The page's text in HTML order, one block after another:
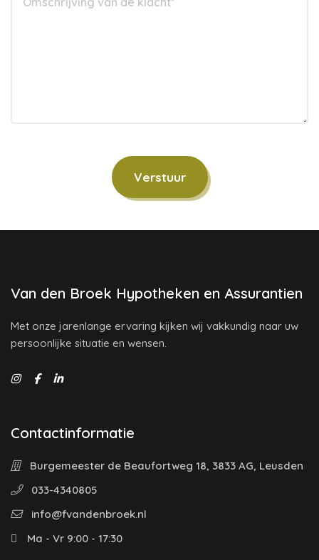
Verstuur
Van den Broek Hypotheken en Assurantien
Met onze jarenlange ervaring kijken wij vakkundig naar uw
persoonlijke situatie en wensen.
Contactinformatie
Burgemeester de Beaufortweg 18, 3833 AG, Leusden
033-4340805
info@fvandenbroek.nl
Ma - Vr 9:00 - 17:30